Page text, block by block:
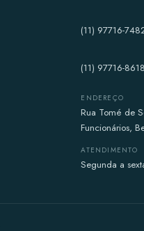
(11) 97716-
(11) 97716-8618
ENDEREÇO
Rua Tomé de
Funcionários,
ATENDIMENTO
Segunda a